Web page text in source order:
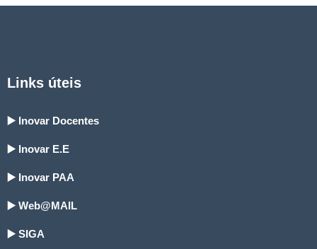
Links úteis
▶️ Inovar Docentes
▶️ Inovar E.E
▶️ Inovar PAA
▶️ Web@MAIL
▶️ SIGA